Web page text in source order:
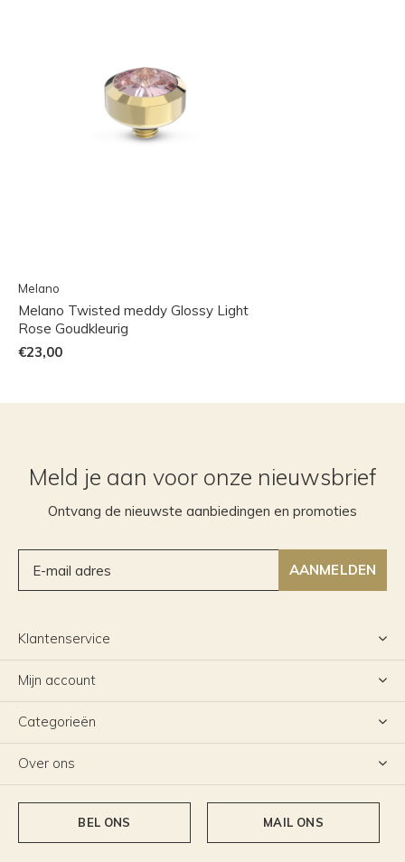
Melano
Melano Twisted meddy Glossy Light
Rose Goudkleurig
€23,00
Meld je aan voor onze nieuwsbrief
Ontvang de nieuwste aanbiedingen en promoties
AANMELDEN
Klantenservice
Mijn account
Categorieën
Over ons
BEL ONS MAIL ONS